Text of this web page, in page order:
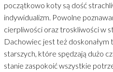
początkowo koty są dość
indywidualizm. Powolne
cierpliwości oraz troskliwości w
Dachowiec jest też
starszych, które spędzają dużo
stanie zaspokoić wszystkie